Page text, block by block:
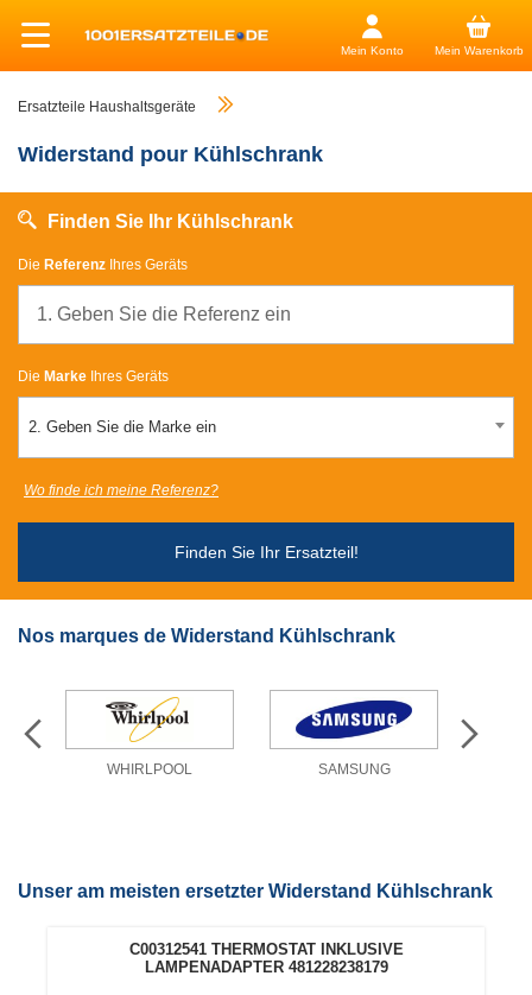
Mein Konto Mein Warenkorb
Ersatzteile Haushaltsgeräte
Widerstand pour Kühlschrank
Finden Sie Ihr Kühlschrank
Die Referenz Ihres Geräts
Die Marke Ihres Geräts
2. Geben Sie die Marke ein
Finden Sie Ihr Ersatzteil!
Wo finde ich meine Referenz?
Nos marques de Widerstand Kühlschrank
WHIRLPOOL SAMSUNG
Unser am meisten ersetzter Widerstand Kühlschrank
C00312541 THERMOSTAT INKLUSIVE
LAMPENADAPTER 481228238179